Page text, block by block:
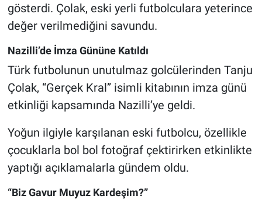
gösterdi. Çolak, eski yerli futbolculara yeterince
değer verilmediğini savundu.
Nazilli’de İmza Gününe Katıldı
Türk futbolunun unutulmaz golcülerinden Tanju
Çolak, “Gerçek Kral” isimli kitabının imza günü
etkinliği kapsamında Nazilli’ye geldi.
Yoğun ilgiyle karşılanan eski futbolcu, özellikle
çocuklarla bol bol fotoğraf çektirirken etkinlikte
yaptığı açıklamalarla gündem oldu.
“Biz Gavur Muyuz Kardeşim?”